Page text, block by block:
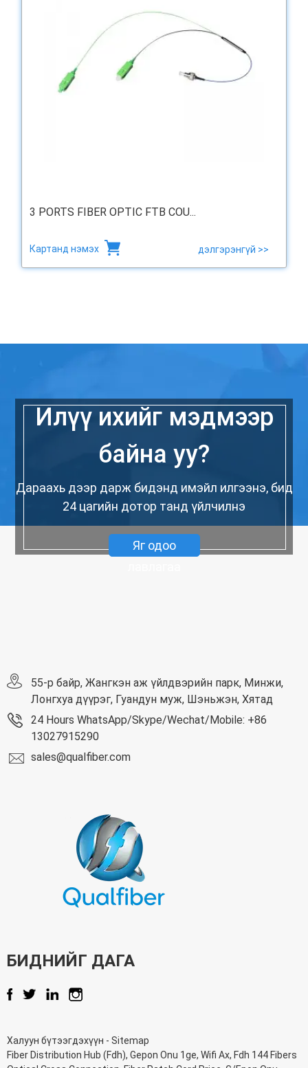
3 PORTS FIBER OPTIC FTB COU...
Картанд нэмэх дэлгэрэнгүй >>
Илүү ихийг мэдмээр
байна уу?
Дараахь дээр дарж бидэнд имэйл илгээнэ, бид
24 цагийн дотор танд үйлчилнэ
Яг одоо
55-р байр, Жангкэн аж үйлдвэрийн парк, Минжи,
Лонгхуа дүүрэг, Гуандун муж, Шэньжэн, Хятад
24 Hours WhatsApp/Skype/Wechat/Mobile: +86
13027915290
sales@qualfiber.com
БИДНИЙГ ДАГА
Халуун бүтээгдэхүүн - Sitemap
Fiber Distribution Hub (Fdh), Gepon Onu 1ge, Wifi Ax, Fdh 144 Fibers